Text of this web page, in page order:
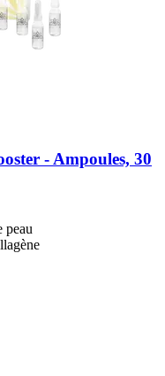
-​ Ampoules, 30
peau